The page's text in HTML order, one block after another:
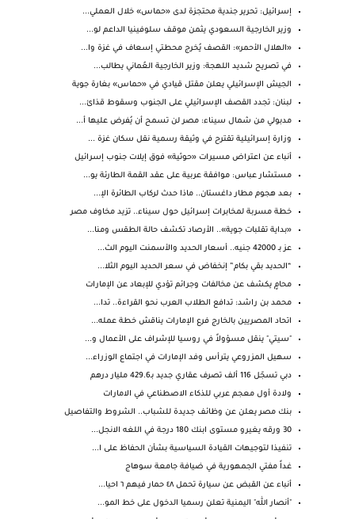
إسرائيل: تحرير جندية محتجزة لدى «حماس» خلال العملي...
وزير الخارجية السعودي يثمن موقف سلوفينيا الداعم لو...
«الهلال الأحمر»: القصف يُخرج محطتي إسعاف في غزة وا...
في تصريح شديد اللهجة: وزير الخارجية العُماني يطالب...
الجيش الإسرائيلي يعلن مقتل قيادي في «حماس» بغارة جوية
لبنان: تجدد القصف الإسرائيلي على الجنوب وسقوط قذائ...
مدبولي من شمال سيناء: مصر لن تسمح أن يُفرض عليها أ...
وزارة إسرائيلية تقترح في وثيقة رسمية نقل سكان غزة ...
أنباء عن اعتراض مسيرات «حوثية» فوق إيلات جنوب إسرائيل
مستشار عباس: موافقة عربية على عقد القمة الطارئة يو...
بعد هجوم مطار داغستان.. ماذا حدث لركاب الطائرة الإ...
خطة مسربة لمخابرات إسرائيل حول سيناء.. تزيد مخاوف مصر
«بداية تقلبات جوية».. الأرصاد تكشف حالة الطقس ومنا...
عز بـ 42000 جنيه.. أسعار الحديد والأسمنت اليوم الث...
“الحديد بقي بكام” إنخفاض في سعر الحديد اليوم الثلا...
محامٍ يكشف عن مخالفات وجرائم تؤدي للإبعاد عن الإمارات
محمد بن راشد: تدافع الطلاب العرب نحو القراءة.. تدا...
اتحاد المصريين بالخارج فرع الإمارات يناقش خطة عمله...
"سيتي" ينقل مسؤولاً في روسيا للإشراف على الأعمال و...
سهيل المزروعي يترأس وفد الإمارات في اجتماع الوزراء...
دبي تسجّل 116 ألف تصرف عقاري جديد بـ429.6 مليار درهم
ولادة أول معجم عربي للذكاء الاصطناعي في الامارات
بنك مصر يعلن عن وظائف جديدة للشباب.. الشروط والتفاصيل
30 ورقه يغيرو مستوى ابنك 180 درجة في اللغه الانجل...
تنفيذا لتوجيهات القيادة السياسية بشأن الحفاظ على ا...
غداً مفتي الجمهورية في ضيافة جامعة سوهاج
أنباء عن القبض عن سيارة تحمل ٤٨ حمار فيهم ٦ احيا...
"أنصار الله" اليمنية تعلن رسميا الدخول على خط المو...